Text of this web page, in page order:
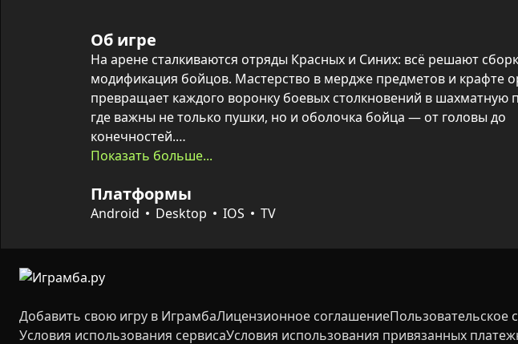
Об игре
На арене сталкиваются отряды Красных и Синих: всё решают
модификация бойцов. Мастерство в мердже предметов и крафте
превращает каждого воронку боевых столкновений в шахматную
где важны не только пушки, но и оболочка бойца — от головы до
конечностей.
уровне, создавая уникальных киборгов с особыми навыками.
приносят новые детали, а победы над боссами и захват аванпостов
Показать больше...
Платформы
Android Desktop IOS TV
Добавить свою игру в ИграмбаЛицензионное соглашениеПользовательское
Условия использования сервисаУсловия использования привязанных